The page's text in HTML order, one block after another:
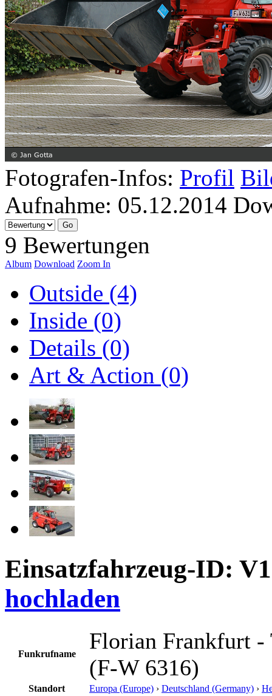
Fotografen-Infos: Profil
Aufnahme: 05.12.2014
9 Bewertungen
Album Download Zoom In
Outside (4)
Inside (0)
Details (0)
Art & Action (0)
Einsatzfahrzeug-ID:
hochladen
Funkrufname
Florian Frankfurt -
(F-W 6316)
Standort Europa (Europe) › Deutschland (Germany) ›